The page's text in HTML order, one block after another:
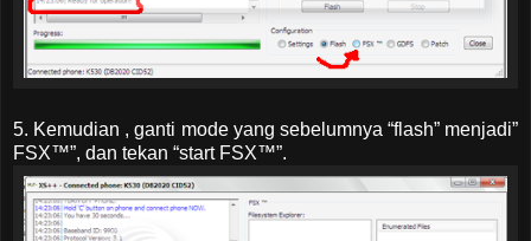
5. Kemudian , ganti mode yang sebelumnya “flash” menjadi”
FSX™”, dan tekan “start FSX™”.